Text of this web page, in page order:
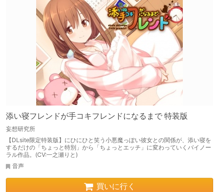
添い寝フレンドが手コキフレンドになるまで 特装版
妄想研究所
【DLsite限定特装版】にひにひと笑う小悪魔っぽい彼女との関係が、添い寝を
するだけの「ちょっと特別」から「ちょっとエッチ」に変わっていくバイノー
ラル作品。(CV:一之瀬りと)
音声
買いに行く